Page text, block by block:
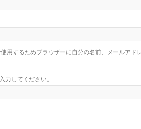
用するためブラウザーに自分の名前、メールアド
力してください。